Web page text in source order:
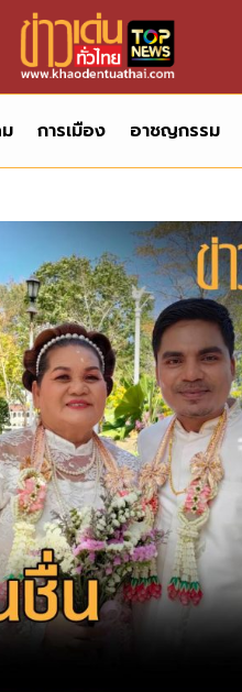
การเมือง อาชญกรรม